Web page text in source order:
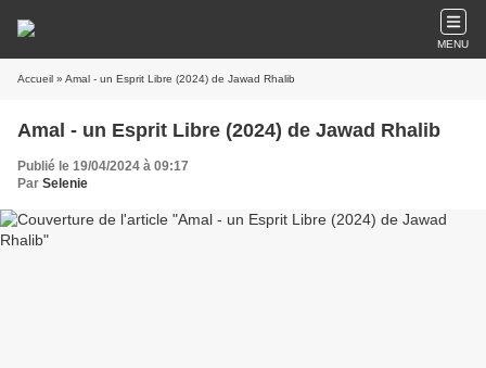
MENU
Accueil » Amal - un Esprit Libre (2024) de Jawad Rhalib
Amal - un Esprit Libre (2024) de Jawad Rhalib
Publié le 19/04/2024 à 09:17
Par Selenie